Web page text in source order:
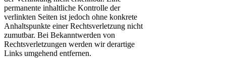
permanente inhaltliche Kontrolle der
verlinkten Seiten ist jedoch ohne konkrete
Anhaltspunkte einer Rechtsverletzung nicht
zumutbar. Bei Bekanntwerden von
Rechtsverletzungen werden wir derartige
Links umgehend entfernen.